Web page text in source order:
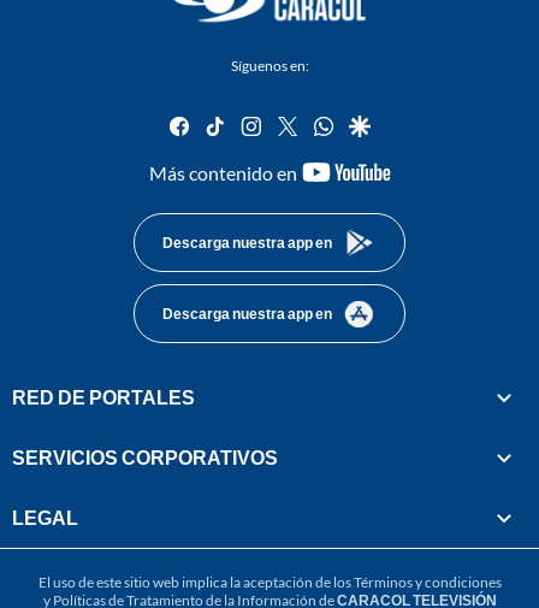
Síguenos en:
facebook
tiktok instagram
twitterwhatsapp
google
Más contenido en
youtube-
Descarga nuestra app en
Descarga nuestra app en
RED DE PORTALES
SERVICIOS CORPORATIVOS
LEGAL
El uso de este sitio web implica la aceptación de losTérminos y condiciones
y Políticas de Tratamiento de la Información deCARACOL TELEVISIÓN